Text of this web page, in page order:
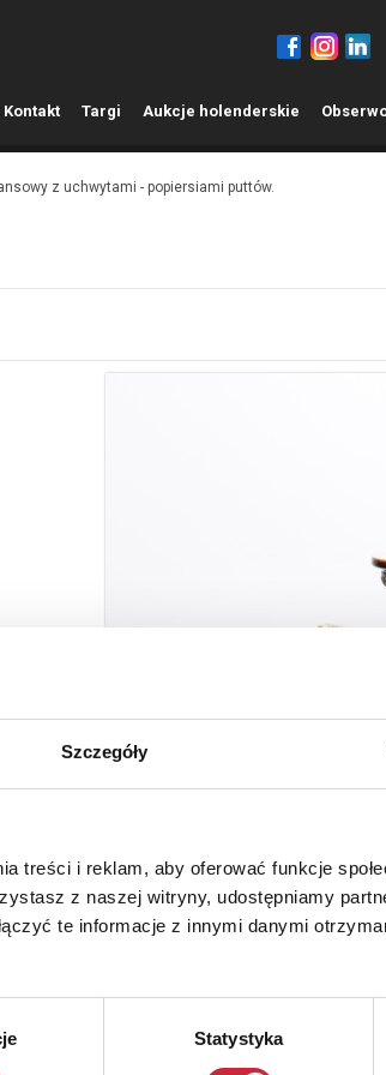
Szczegóły
treści i reklam, aby oferować funkcje
z naszej witryny, udostępniamy
te informacje z innymi danymi
Statystyka
Kontakt Targi Aukcje holenderskie O
z uchwytami - popiersiami puttów.